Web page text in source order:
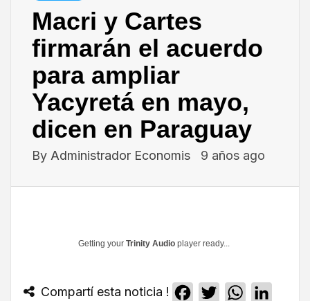
Macri y Cartes
firmarán el acuerdo
para ampliar
Yacyretá en mayo,
dicen en Paraguay
By Administrador Economis 9 años ago
Getting your Trinity Audio player ready...
Compartí esta noticia ! Facebook
TwitterWhatsApp